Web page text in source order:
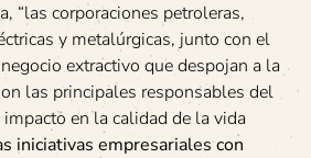
“las corporaciones petroleras,
y metalúrgicas, junto con el
extractivo que despojan a la
las principales responsables del
en la calidad de la vida
iniciativas empresariales con